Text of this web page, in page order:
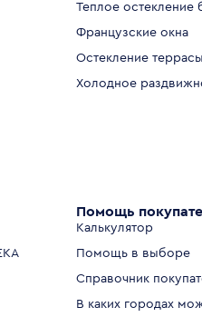
Теплое остекление
Французские окна
Остекление террасы
Холодное
Помощь
Калькулятор
Помощь в выборе
Справочник
В каких городах